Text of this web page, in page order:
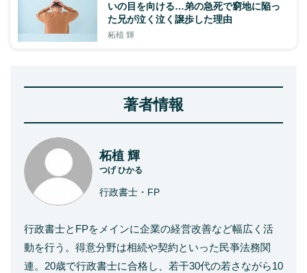
いの目を向ける…弟の急死で窮地に陥っ
た兄が泣く泣く譲歩した理由
柘植 輝
著者情報
柘植 輝
つげ ひかる
行政書士・FP
行政書士とFPをメインに企業の経営改善など幅広く活
動を行う。得意分野は相続や契約といった民亊法務関
連。20歳で行政書士に合格し、若干30代の若さながら10